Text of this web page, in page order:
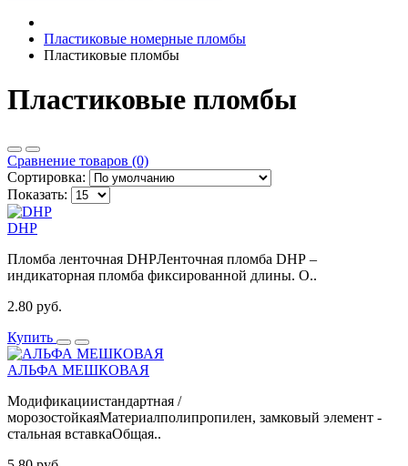
Пластиковые номерные пломбы
Пластиковые пломбы
Пластиковые пломбы
Сравнение товаров (0)
Сортировка:
Показать:
DHP
Пломба ленточная DHPЛенточная пломба DHP –
индикаторная пломба фиксированной длины. О..
2.80 руб.
Купить
АЛЬФА МЕШКОВАЯ
Модификациистандартная /
морозостойкаяМатериалполипропилен, замковый элемент -
стальная вставкаОбщая..